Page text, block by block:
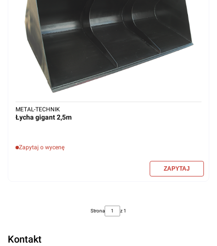
Łycha gigant 2,5m
Zapytaj o wycenę
METAL-TECHNIK
Strona z 1
Kontakt